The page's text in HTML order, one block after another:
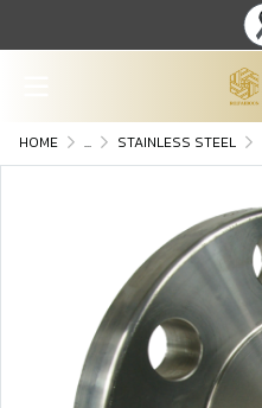
HOME ... STAINLESS STEEL